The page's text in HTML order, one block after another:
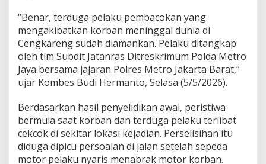
“Benar, terduga pelaku pembacokan yang
mengakibatkan korban meninggal dunia di
Cengkareng sudah diamankan. Pelaku ditangkap
oleh tim Subdit Jatanras Ditreskrimum Polda Metro
Jaya bersama jajaran Polres Metro Jakarta Barat,”
ujar Kombes Budi Hermanto, Selasa (5/5/2026).
Berdasarkan hasil penyelidikan awal, peristiwa
bermula saat korban dan terduga pelaku terlibat
cekcok di sekitar lokasi kejadian. Perselisihan itu
diduga dipicu persoalan di jalan setelah sepeda
motor pelaku nyaris menabrak motor korban.